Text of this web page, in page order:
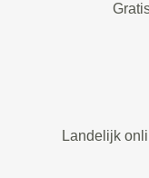
Landelijk